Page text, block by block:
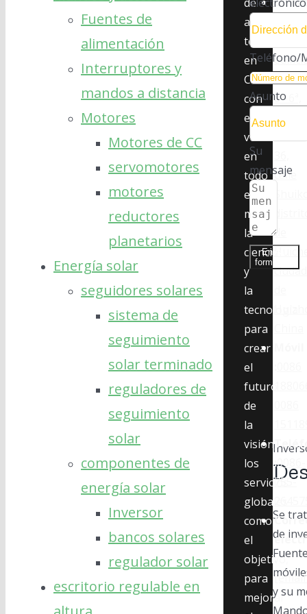
Se
de
y su
Fuentes de
alimentación
Interruptores y
mandos a distancia
Motores
Motores de CC
servomotores
motores
reductores
planetarios
Energía solar
seguidores solares
sistema de
seguimiento
solar terminado
reguladores de
seguimiento
solar
componentes de
energía solar
Inversor
bancos solares
regulador solar
escritorio regulable en
alta
tecnología
en
China,
con
el
verde
en
todo
el
mundo,
la
ciencia
y
la
tecnología
para
crear
el
futuro
de
la
visión,
los
servicios
globales
como
el
objetivo,
para
mejorar
Sala
C,
8ª-6ª,
zona
calle
de
ciudad
:0086-
755-
:
[email
Teléfono/
Asunto
Su
mensaje
Enviar
formulario